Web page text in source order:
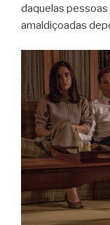
daquelas
amaldiçoadas